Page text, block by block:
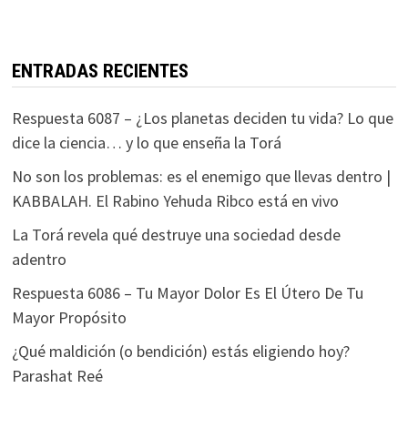
ENTRADAS RECIENTES
Respuesta 6087 – ¿Los planetas deciden tu vida? Lo que
dice la ciencia… y lo que enseña la Torá
No son los problemas: es el enemigo que llevas dentro |
KABBALAH. El Rabino Yehuda Ribco está en vivo
La Torá revela qué destruye una sociedad desde
adentro
Respuesta 6086 – Tu Mayor Dolor Es El Útero De Tu
Mayor Propósito
¿Qué maldición (o bendición) estás eligiendo hoy?
Parashat Reé